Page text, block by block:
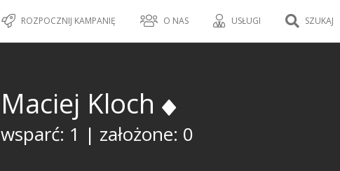
ROZPOCZNIJ KAMPANIĘ O NAS USŁUGI SZUKAJ
Maciej Kloch
wsparć: 1 | założone: 0